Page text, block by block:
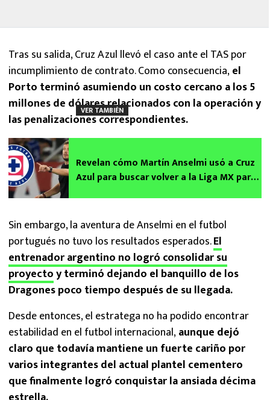
Tras su salida, Cruz Azul llevó el caso ante el TAS por
incumplimiento de contrato. Como consecuencia,el
Porto terminó asumiendo un costo cercano a los 5
millones de dólares relacionados con la operación y
las penalizaciones correspondientes.
VER TAMBIÉN
Revelan cómo Martín Anselmi usó a Cruz
Azul para buscar volver a la Liga MX para
Sin embargo, la aventura de Anselmi en el futbol
portugués no tuvo los resultados esperados.El
entrenador argentino no logró consolidar su
proyectoy terminó dejando el banquillo de los
Dragones poco tiempo después de su llegada.
Desde entonces, el estratega no ha podido encontrar
estabilidad en el futbol internacional,aunque dejó
claro que todavía mantiene un fuerte cariño por
varios integrantes del actual plantel cementero
que finalmente logró conquistar la ansiada décima